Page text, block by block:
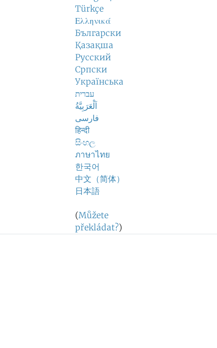
Türkçe
Ελληνικά
Български
Қазақша
Русский
Српски
Українська
עברית
اَلْعَرَبِيَّةُ
فارسی
हिन्दी
සිංහල
ภาษาไทย
한국어
中文（简体）
日本語
(Můžete
překládat?)